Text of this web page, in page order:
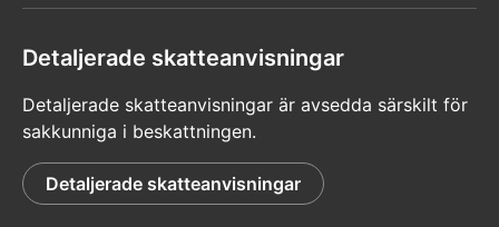
Detaljerade skatteanvisningar
Detaljerade skatteanvisningar är avsedda särskilt för
sakkunniga i beskattningen.
Detaljerade skatteanvisningar